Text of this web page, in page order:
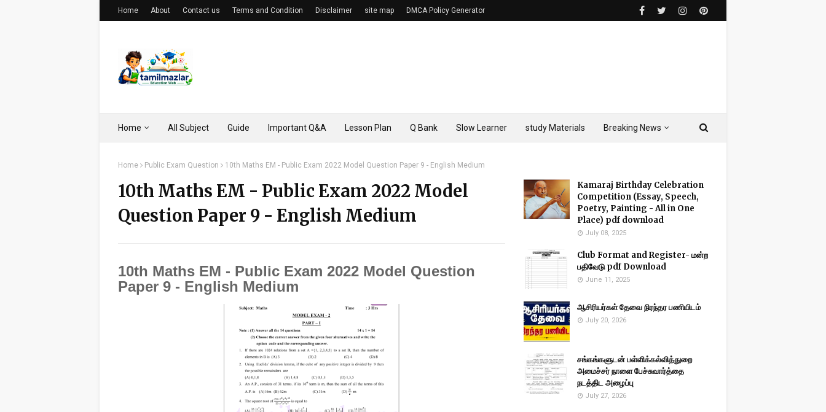
Home About Contact us Terms and Condition Disclaimer site map DMCA Policy Generator
Home All Subject Guide Important Q&A Lesson Plan Q Bank Slow Learner study Materials Breaking News
Home Public Exam Question 10th Maths EM - Public Exam 2022 Model Question Paper 9 - English Medium
10th Maths EM - Public Exam 2022 Model
Question Paper 9 - English Medium
10th Maths EM - Public Exam 2022 Model Question
Paper 9 - English Medium
Kamaraj Birthday Celebration
Competition (Essay, Speech,
Poetry, Painting - All in One
Place) pdf download
July 08, 2025
Club Format and Register- மன்ற
பதிவேடு pdf Download
June 11, 2025
ஆசிரியர்கள் தேவை நிரந்தர பணியிடம்
July 20, 2026
சங்கங்களுடன் பள்ளிக்கல்வித்துறை
அமைச்சர் நாளை பேச்சுவார்த்தை
நடத்திட அழைப்பு
July 27, 2026